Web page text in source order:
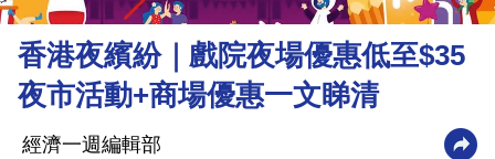
理
財
商
業
香港夜繽紛｜戲院夜場優惠低至$35
夜市活動+商場優惠一文睇清
經濟一週編輯部